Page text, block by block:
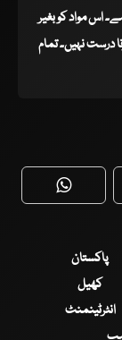
اس مواد کو بغیر
درست نہیں۔ تمام
پاکستان
کھیل
انٹرٹینمنٹ